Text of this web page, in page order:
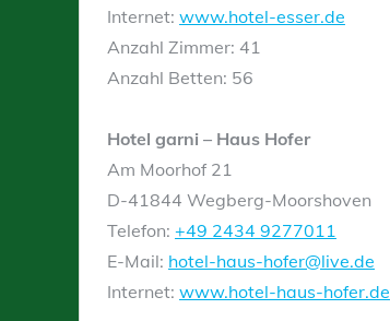
Internet: www.hotel-esser.de
Anzahl Zimmer: 41
Anzahl Betten: 56
Hotel garni – Haus Hofer
Am Moorhof 21
D-41844 Wegberg-Moorshoven
Telefon: +49 2434 9277011
E-Mail: hotel-haus-hofer@live.de
Internet: www.hotel-haus-hofer.de